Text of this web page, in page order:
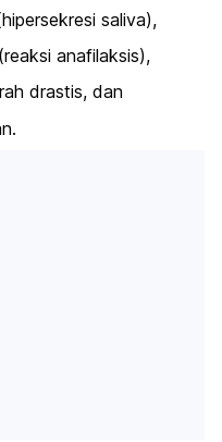
saliva),
anafilaksis),
drastis, dan